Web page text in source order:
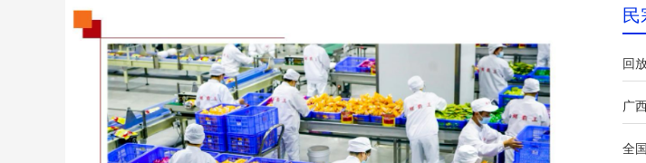
民
广
全